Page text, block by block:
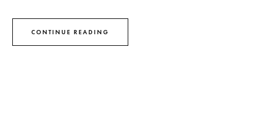
CONTINUE READING